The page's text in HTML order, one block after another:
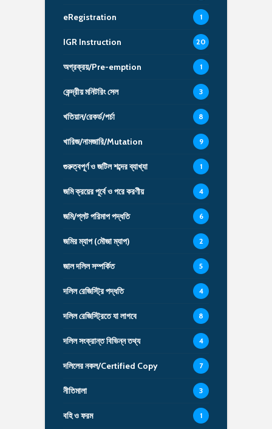
eRegistration 1
IGR Instruction 20
অগ্রক্রয়/Pre-emption 1
কেন্দ্রীয় মনিটরিং সেল 3
খতিয়ান/রেকর্ড/পর্চা 8
খারিজ/নামজারি/Mutation 9
গুরুত্বপূর্ণ ও জটিল শব্দের ব্যাখ্যা 1
জমি ক্রয়ের পূর্বে ও পরে করণীয় 4
জমি/প্লট পরিমাপ পদ্ধতি 6
জমির ম্যাপ (মৌজা ম্যাপ) 2
জাল দলিল সম্পর্কিত 5
দলিল রেজিস্ট্রি পদ্ধতি 4
দলিল রেজিস্ট্রিতে যা লাগবে 8
দলিল সংক্রান্ত বিভিন্ন তথ্য 4
দলিলের নকল/Certified Copy 7
নীতিমালা 3
বহি ও ফরম 1